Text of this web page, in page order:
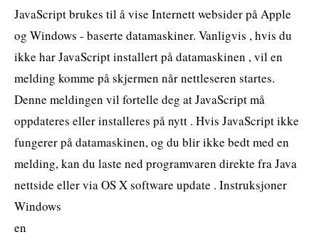
JavaScript brukes til å vise Internett websider på Apple
og Windows - baserte datamaskiner. Vanligvis , hvis du
ikke har JavaScript installert på datamaskinen , vil en
melding komme på skjermen når nettleseren startes.
Denne meldingen vil fortelle deg at JavaScript må
oppdateres eller installeres på nytt . Hvis JavaScript ikke
fungerer på datamaskinen, og du blir ikke bedt med en
melding, kan du laste ned programvaren direkte fra Java
nettside eller via OS X software update . Instruksjoner
Windows
en